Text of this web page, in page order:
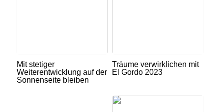
Mit stetiger
Weiterentwicklung auf der
Sonnenseite bleiben
Träume verwirklichen mit
El Gordo 2023